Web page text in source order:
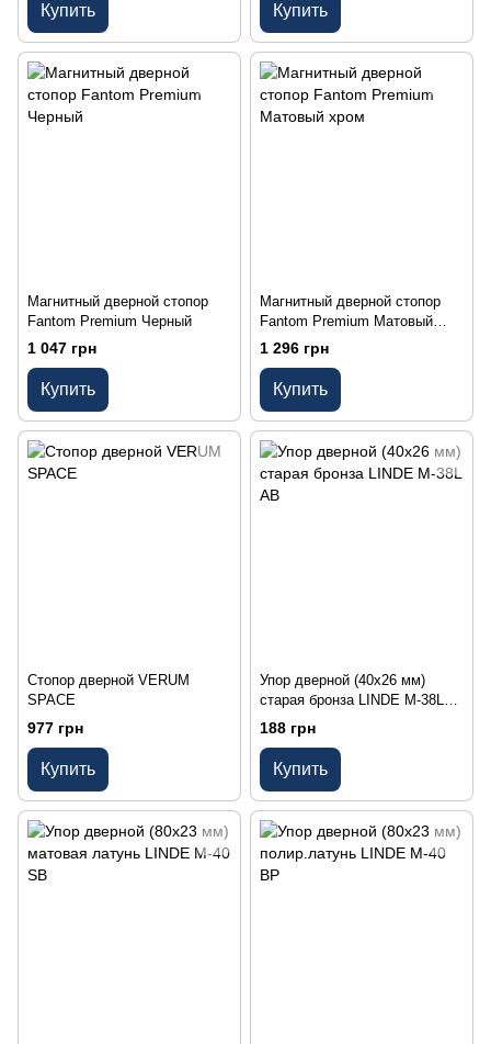
Купить Купить
Магнитный дверной стопор
Fantom Premium Черный
1 047 грн
Купить
Магнитный дверной стопор
Fantom Premium Матовый
хром
1 296 грн
Купить
Стопор дверной VERUM
SPACE
977 грн
Купить
Упор дверной (40х26 мм)
старая бронза LINDE M-38L
AB
188 грн
Купить